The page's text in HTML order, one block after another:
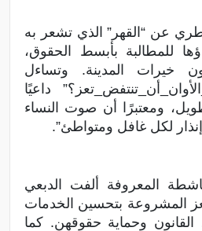
عن “القهر” الذي تشعر به
للمطالبة بأبسط الحقوق،
خيرات المدينة. وتساءل
داعيًا
ومعتبرًا أن صوت النساء
لكل غافل ومتواطئ”.
المعروفة ألفت الدبعي
المشروعة بتحسين الخدمات
القانون وحماية حقوقهن. كما